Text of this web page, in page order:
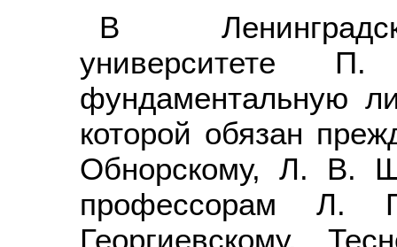
В
университете
фундаментальную
которой обязан
Обнорскому, Л. В.
профессорам Л.
Георгиевскому.